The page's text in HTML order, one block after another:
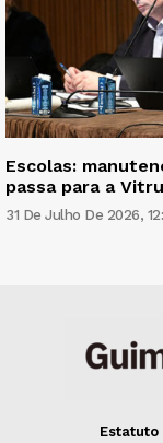
Escolas:
passa para a
31 De Julho De 2026,